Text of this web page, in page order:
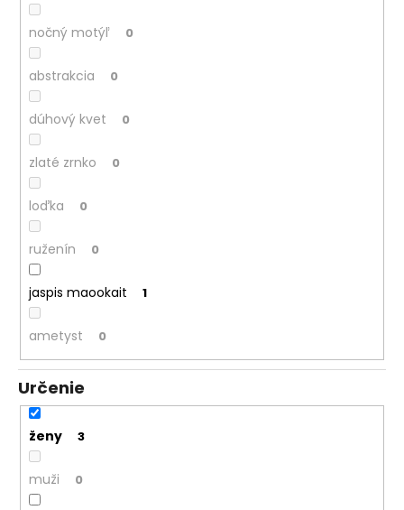
nočný motýľ 0
abstrakcia 0
dúhový kvet 0
zlaté zrnko 0
loďka 0
ruženín 0
jaspis maookait 1
ametyst 0
Určenie
ženy 3
muži 0